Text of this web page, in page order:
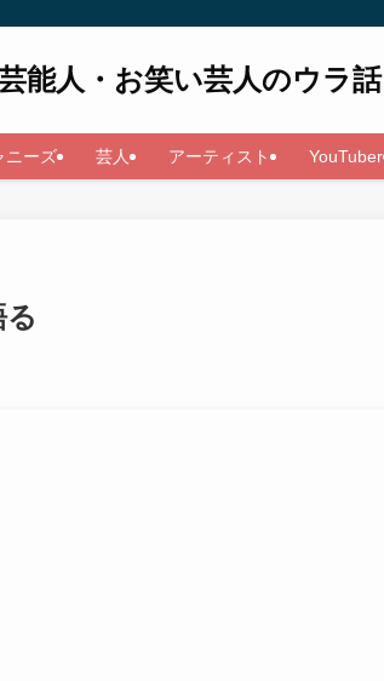
能人・お笑い芸人のウラ話
ニーズ 芸人 アーティスト YouTuber